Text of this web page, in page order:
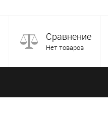
Сравнение
Нет товаров